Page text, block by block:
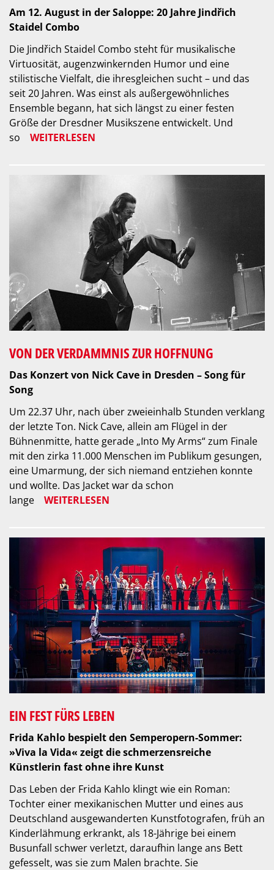
Am 12. August in der Saloppe: 20 Jahre Jindřich
Staidel Combo
Die Jindřich Staidel Combo steht für musikalische
Virtuosität, augenzwinkernden Humor und eine
stilistische Vielfalt, die ihresgleichen sucht – und das
seit 20 Jahren. Was einst als außergewöhnliches
Ensemble begann, hat sich längst zu einer festen
Größe der Dresdner Musikszene entwickelt. Und
so
WEITERLESEN
VON DER VERDAMMNIS ZUR HOFFNUNG
Das Konzert von Nick Cave in Dresden – Song für
Song
Um 22.37 Uhr, nach über zweieinhalb Stunden verklang
der letzte Ton. Nick Cave, allein am Flügel in der
Bühnenmitte, hatte gerade „Into My Arms“ zum Finale
mit den zirka 11.000 Menschen im Publikum gesungen,
eine Umarmung, der sich niemand entziehen konnte
und wollte. Das Jacket war da schon
lange
WEITERLESEN
EIN FEST FÜRS LEBEN
Frida Kahlo bespielt den Semperopern-Sommer:
»Viva la Vida« zeigt die schmerzensreiche
Künstlerin fast ohne ihre Kunst
Das Leben der Frida Kahlo klingt wie ein Roman:
Tochter einer mexikanischen Mutter und eines aus
Deutschland ausgewanderten Kunstfotografen, früh an
Kinderlähmung erkrankt, als 18-Jährige bei einem
Busunfall schwer verletzt, daraufhin lange ans Bett
gefesselt, was sie zum Malen brachte. Sie